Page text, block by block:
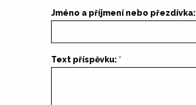
Jméno a příjmení nebo přezdívka:
Text příspěvku: